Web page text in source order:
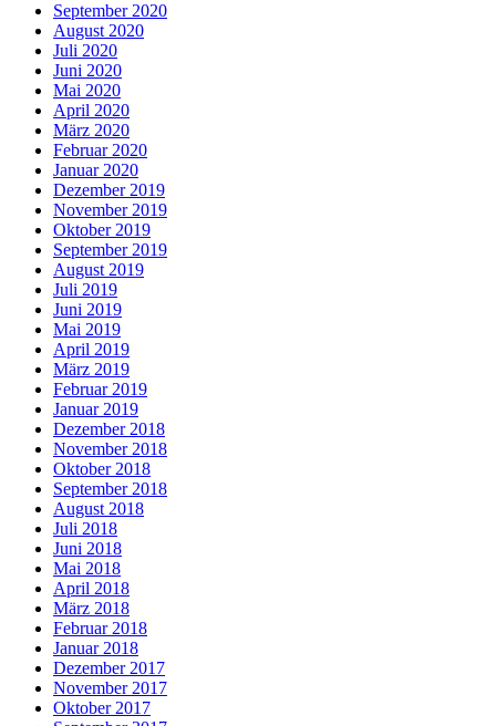
September 2020
August 2020
Juli 2020
Juni 2020
Mai 2020
April 2020
März 2020
Februar 2020
Januar 2020
Dezember 2019
November 2019
Oktober 2019
September 2019
August 2019
Juli 2019
Juni 2019
Mai 2019
April 2019
März 2019
Februar 2019
Januar 2019
Dezember 2018
November 2018
Oktober 2018
September 2018
August 2018
Juli 2018
Juni 2018
Mai 2018
April 2018
März 2018
Februar 2018
Januar 2018
Dezember 2017
November 2017
Oktober 2017